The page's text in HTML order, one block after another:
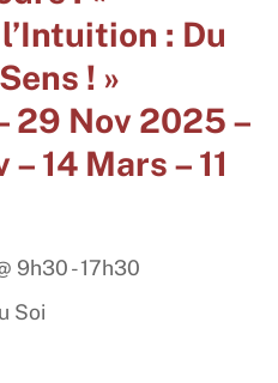
: Du
! »
29 Nov 2025 –
– 14 Mars – 11
9h30-17h30
Soi